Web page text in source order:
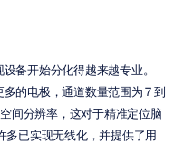
备开始分化得越来越专业。
的电极，通道数量范围为 7 到
间分辨率，这对于精准定位脑
多已实现无线化，并提供了用